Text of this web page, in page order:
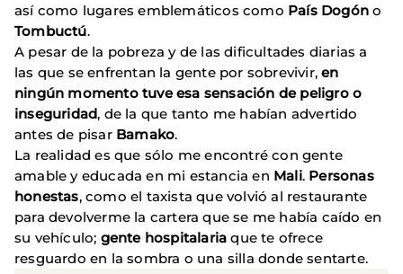
así como lugares emblemáticos como País Dogóno
Tombuctú.
A pesar de la pobreza y de las dificultades diarias a
las que se enfrentan la gente por sobrevivir,en
ningún momento tuve esa sensación de peligro o
inseguridad, de la que tanto me habían advertido
antes de pisar Bamako.
La realidad es que sólo me encontré con gente
amable y educada en mi estancia en Mali. Personas
honestas, como el taxista que volvió al restaurante
para devolverme la cartera que se me había caído en
su vehículo; gente hospitalariaque te ofrece
resguardo en la sombra o una silla donde sentarte.